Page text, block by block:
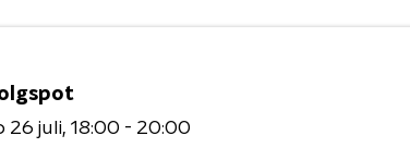
26 juli 18:00 - 20:00